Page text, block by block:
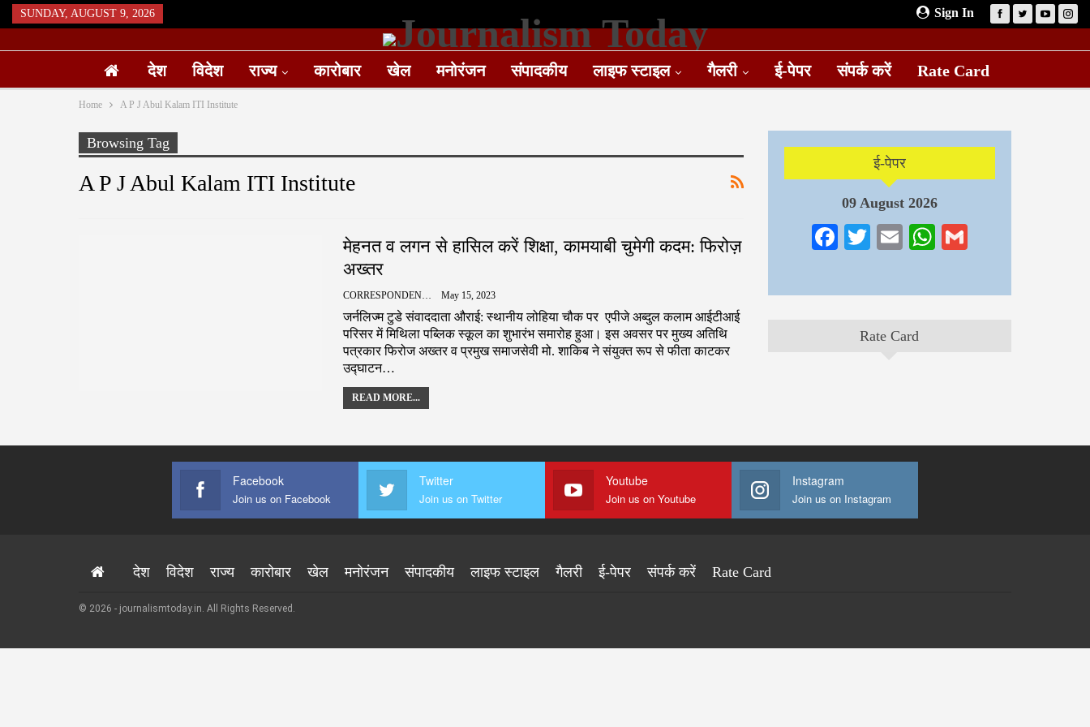
Sign In
SUNDAY, AUGUST 9, 2026
देश विदेश राज्य कारोबार खेल मनोरंजन संपादकीय लाइफ स्टाइल गैलरी ई-पेपर संपर्क करें Rate Card
Home A P J Abul Kalam ITI Institute
Browsing Tag
A P J Abul Kalam ITI Institute
मेहनत व लगन से हासिल करें शिक्षा, कामयाबी चुमेगी कदम: फिरोज़
अख्तर
May 15, 2023
जर्नलिज्म टुडे संवाददाता औराई: स्थानीय लोहिया चौक पर एपीजे अब्दुल कलाम आईटीआई
परिसर में मिथिला पब्लिक स्कूल का शुभारंभ समारोह हुआ। इस अवसर पर मुख्य अतिथि
पत्रकार फिरोज अख्तर व प्रमुख समाजसेवी मो. शाकिब ने संयुक्त रूप से फीता काटकर
उद्घाटन…
READ MORE...
ई-पेपर
09 August 2026
Facebook
TwitterEmailWhatsApp
Rate Card
Facebook
Join us on Facebook
Twitter
Join us on Twitter
Youtube
Join us on Youtube
Instagram
Join us on Instagram
देश विदेश राज्य कारोबार खेल मनोरंजन संपादकीय लाइफ स्टाइल गैलरी ई-पेपर संपर्क करें Rate Card
© 2026 - journalismtoday.in. All Rights Reserved.